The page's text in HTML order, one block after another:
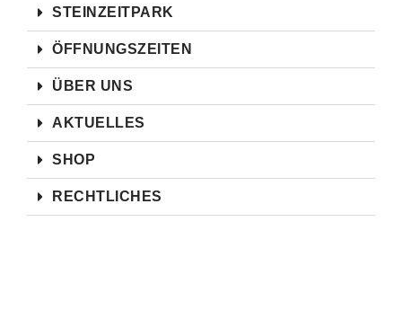
STEINZEITPARK
ÖFFNUNGSZEITEN
ÜBER UNS
AKTUELLES
SHOP
RECHTLICHES